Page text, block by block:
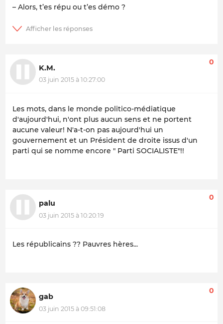
– Alors, t’es répu ou t’es démo ?
K.M.
03 juin 2015 à 10:27:00
0
Les mots, dans le monde politico-médiatique
d'aujourd'hui, n'ont plus aucun sens et ne portent
aucune valeur! N'a-t-on pas aujourd'hui un
gouvernement et un Président de droite issus d'un
parti qui se nomme encore " Parti SOCIALISTE"!!
palu
03 juin 2015 à 10:20:19
0
Les républicains ?? Pauvres hères...
gab
03 juin 2015 à 09:51:08
0